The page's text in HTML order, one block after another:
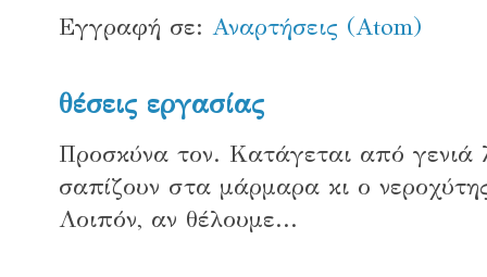
Εγγραφή σε: Αναρτήσεις (Atom)
θέσεις εργασίας
Προσκύνα τον. Κατάγεται από γενιά
σαπίζουν στα μάρμαρα κι ο
Λοιπόν, αν θέλουμε...